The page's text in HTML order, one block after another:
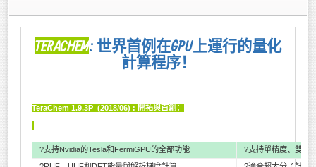
Password:
Verify Password:
TERACHEM: 世界首例在GPU上運行的量化
計算程序！
TeraChem 1.9.3P (2018/06) : 開拓與首創：
?支持Nvidia的Tesla和FermiGPU的全部功能
?支持單精度、雙精